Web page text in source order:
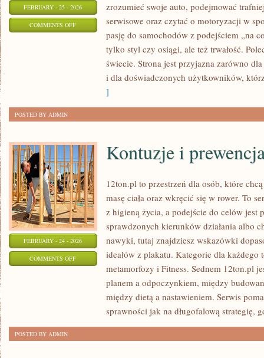
FEBRUARY - 25 - 2026
COMMENTS OFFON
zrozumieć swoje auto, podejmować
serwisowe oraz czytać o motoryzacji w
pasję do samochodów z podejściem „na
tylko styl czy osiągi, ale też trwałość.
świecie. Strona jest przyjazna zarówno
i dla doświadczonych użytkowników,
]
POSTED BY ADMIN
FEBRUARY - 24 - 2026
COMMENTS OFFON
PREWENCJA
Kontuzje i
12ton.pl to przestrzeń dla osób, które
masę ciała oraz wkręcić się w rower. To
z higieną życia, a podejście do celów jest
sprawdzonych kierunków działania albo
nawyki, tutaj znajdziesz wskazówki
ideałów z plakatu. Kategorie dla
metamorfozy i Fitness. Sednem 12ton.pl
planem a odpoczynkiem, między
między dietą a nastawieniem. Serwis
sprawności jak na długofalową strategię,
POSTED BY ADMIN